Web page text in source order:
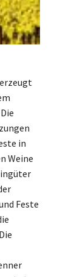
in
Weine
Feste